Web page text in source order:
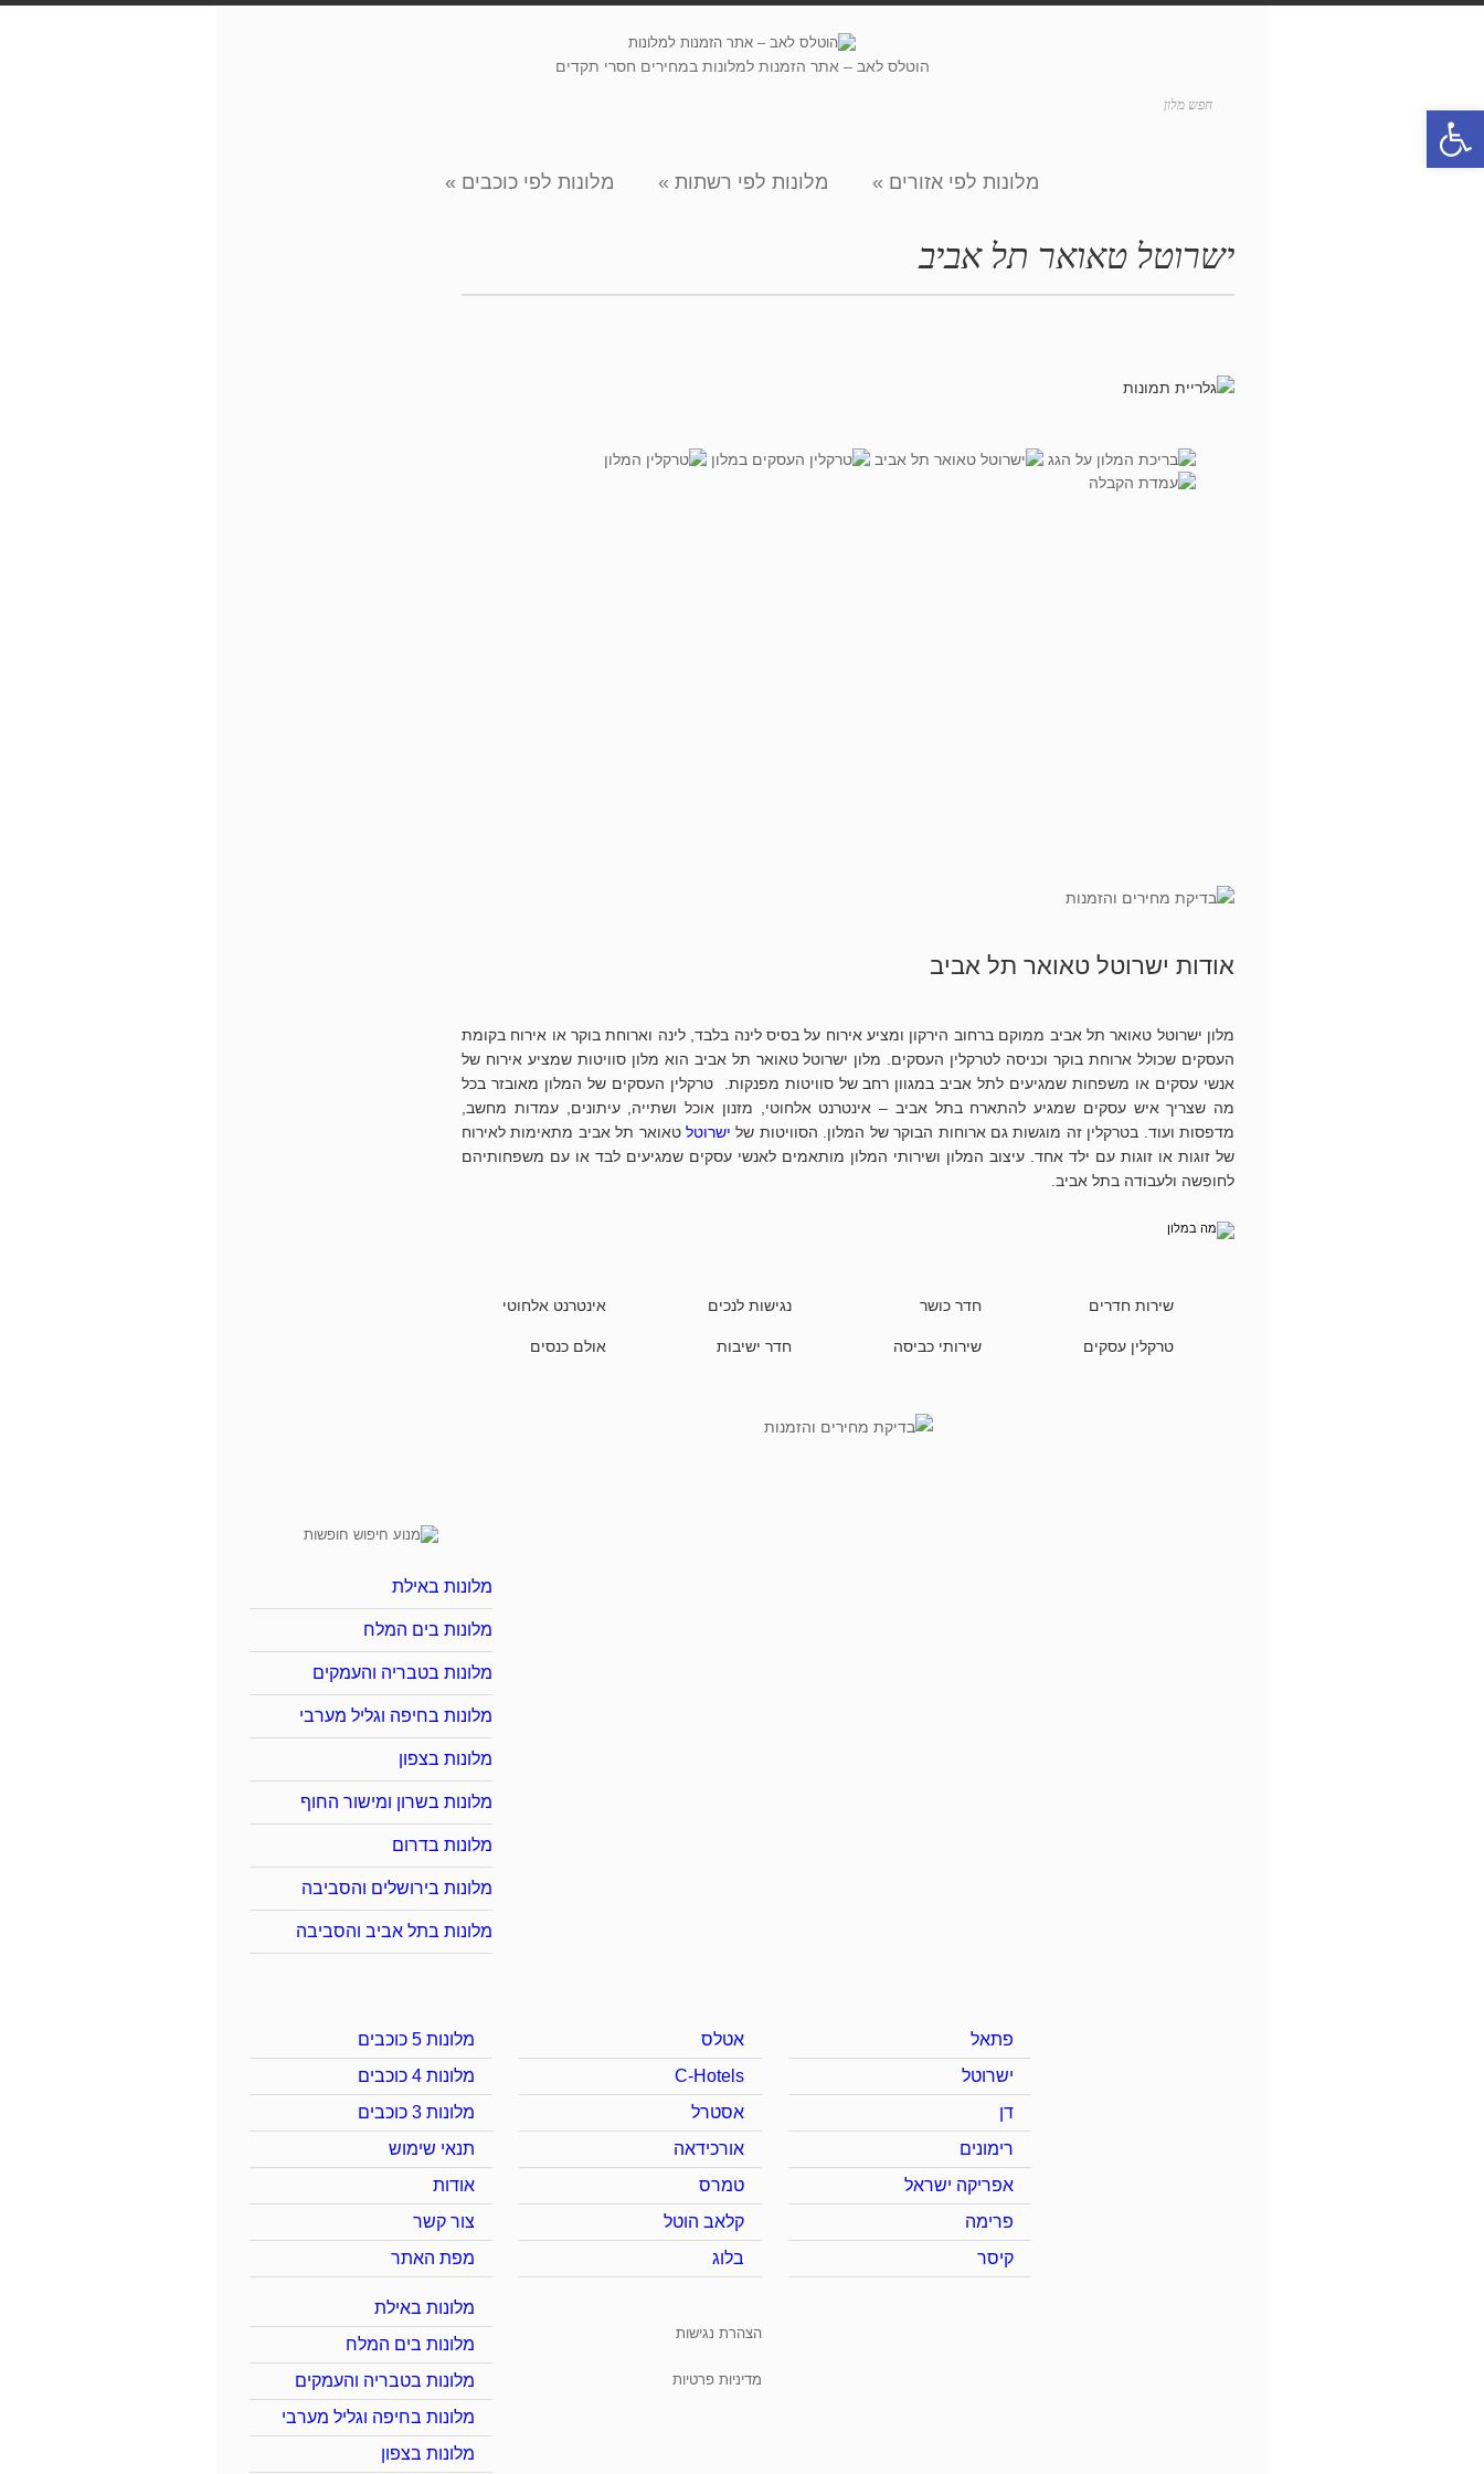
הוטלס לאב – אתר הזמנות למלונות במחירים חסרי תקדים
מלונות לפי אזורים » מלונות לפי רשתות » מלונות לפי כוכבים »
ישרוטל טאואר תל אביב
אודות ישרוטל טאואר תל אביב
מלון ישרוטל טאואר תל אביב ממוקם ברחוב הירקון ומציע אירוח על בסיס לינה בלבד, לינה וארוחת בוקר או אירוח בקומת
העסקים שכולל ארוחת בוקר וכניסה לטרקלין העסקים. מלון ישרוטל טאואר תל אביב הוא מלון סוויטות שמציע אירוח של
אנשי עסקים או משפחות שמגיעים לתל אביב במגוון רחב של סוויטות מפנקות. טרקלין העסקים של המלון מאובזר בכל
מה שצריך איש עסקים שמגיע להתארח בתל אביב – אינטרנט אלחוטי, מזנון אוכל ושתייה, עיתונים, עמדות מחשב,
מדפסות ועוד. בטרקלין זה מוגשות גם ארוחות הבוקר של המלון. הסוויטות של ישרוטלטאואר תל אביב מתאימות לאירוח
של זוגות או זוגות עם ילד אחד. עיצוב המלון ושירותי המלון מותאמים לאנשי עסקים שמגיעים לבד או עם משפחותיהם
לחופשה ולעבודה בתל אביב.
שירות חדרים
טרקלין עסקים
חדר כושר
שירותי כביסה
נגישות לנכים
חדר ישיבות
אינטרנט אלחוטי
אולם כנסים
מלונות באילת
מלונות בים המלח
מלונות בטבריה והעמקים
מלונות בחיפה וגליל מערבי
מלונות בצפון
מלונות בשרון ומישור החוף
מלונות בדרום
מלונות בירושלים והסביבה
מלונות בתל אביב והסביבה
מלונות 5 כוכבים
מלונות 4 כוכבים
מלונות 3 כוכבים
תנאי שימוש
אודות
צור קשר
מפת האתר
אטלס
C-Hotels
אסטרל
אורכידאה
טמרס
קלאב הוטל
בלוג
פתאל
ישרוטל
דן
רימונים
אפריקה ישראל
פרימה
קיסר
מלונות באילת
מלונות בים המלח
מלונות בטבריה והעמקים
מלונות בחיפה וגליל מערבי
מלונות בצפון
הצהרת נגישות
מדיניות פרטיות
פתח סרגל נגישות